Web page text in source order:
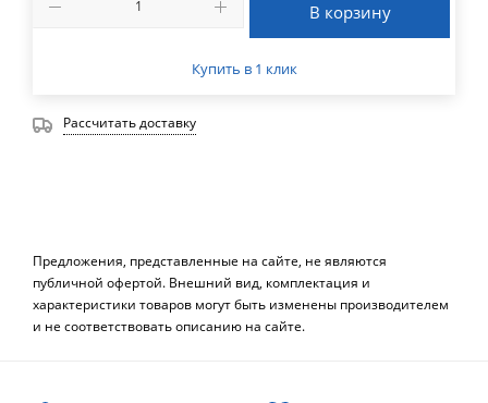
В корзину
Купить в 1 клик
Рассчитать доставку
Предложения, представленные на сайте, не являются
публичной офертой. Внешний вид, комплектация и
характеристики товаров могут быть изменены производителем
и не соответствовать описанию на сайте.